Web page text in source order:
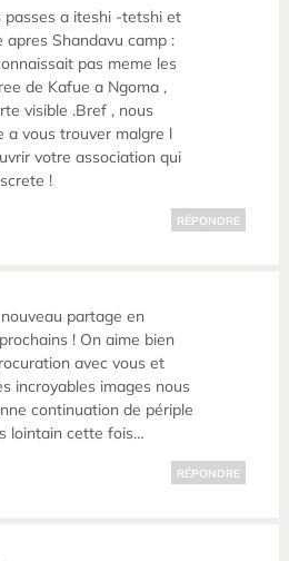
passes a iteshi -tetshi et
apres Shandavu camp :
pas meme les
de Kafue a Ngoma ,
visible .Bref , nous
a vous trouver malgre l
votre association qui
!
RÉPONDRE
partage en
! On aime bien
avec vous et
incroyables images nous
continuation de périple
lointain cette fois…
RÉPONDRE